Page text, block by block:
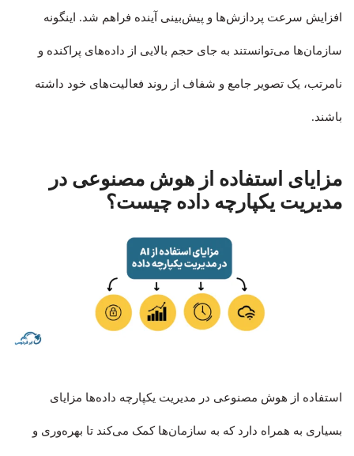
افزایش سرعت پردازش‌ها و پیش‌بینی آینده فراهم شد. اینگونه
سازمان‌ها می‌توانستند به جای حجم بالایی از داده‌های پراکنده و
نامرتب، یک تصویر جامع و شفاف از روند فعالیت‌های خود داشته
باشند.
مزایای استفاده از هوش مصنوعی در
مدیریت یکپارچه داده چیست؟
استفاده از هوش مصنوعی در مدیریت یکپارچه داده‌ها مزایای
بسیاری به همراه دارد که به سازمان‌ها کمک می‌کند تا بهره‌وری و